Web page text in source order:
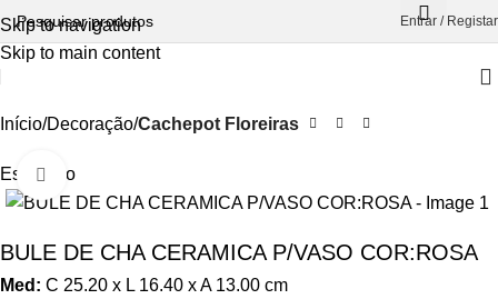
Skip to navigation
Skip to main content
Entrar / Registar
Início Decoração Cachepot Floreiras
EsgotadoAumentar Imagem
BULE DE CHA CERAMICA P/VASO COR:ROSA
Med: C 25.20 x L 16.40 xA 13.00 cm